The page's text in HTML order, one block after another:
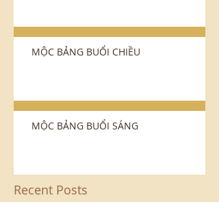
MỘC BẢNG BUỔI CHIỀU
MỘC BẢNG BUỔI SÁNG
Recent Posts